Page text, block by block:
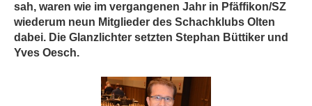
sah, waren wie im vergangenen Jahr in Pfäffikon/SZ
wiederum neun Mitglieder des Schachklubs Olten
dabei. Die Glanzlichter setzten Stephan Büttiker und
Yves Oesch.